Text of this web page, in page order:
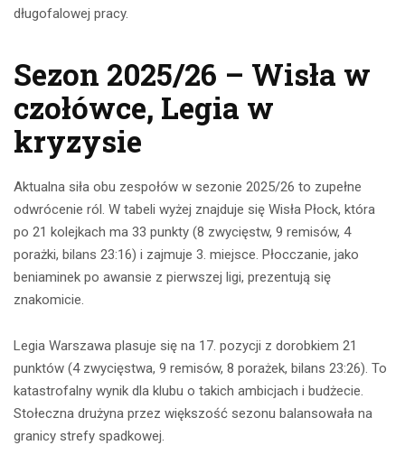
długofalowej pracy.
Sezon 2025/26 – Wisła w
czołówce, Legia w
kryzysie
Aktualna siła obu zespołów w sezonie 2025/26 to zupełne
odwrócenie ról. W tabeli wyżej znajduje się Wisła Płock, która
po 21 kolejkach ma 33 punkty (8 zwycięstw, 9 remisów, 4
porażki, bilans 23:16) i zajmuje 3. miejsce. Płocczanie, jako
beniaminek po awansie z pierwszej ligi, prezentują się
znakomicie.
Legia Warszawa plasuje się na 17. pozycji z dorobkiem 21
punktów (4 zwycięstwa, 9 remisów, 8 porażek, bilans 23:26). To
katastrofalny wynik dla klubu o takich ambicjach i budżecie.
Stołeczna drużyna przez większość sezonu balansowała na
granicy strefy spadkowej.